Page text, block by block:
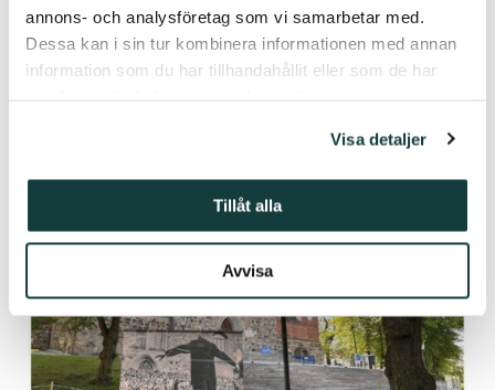
annons- och analysföretag som vi samarbetar med.
Dessa kan i sin tur kombinera informationen med annan
information som du har tillhandahållit eller som de har
Visa detaljer
Tillåt alla
Avvisa
LUE LISÄÄ